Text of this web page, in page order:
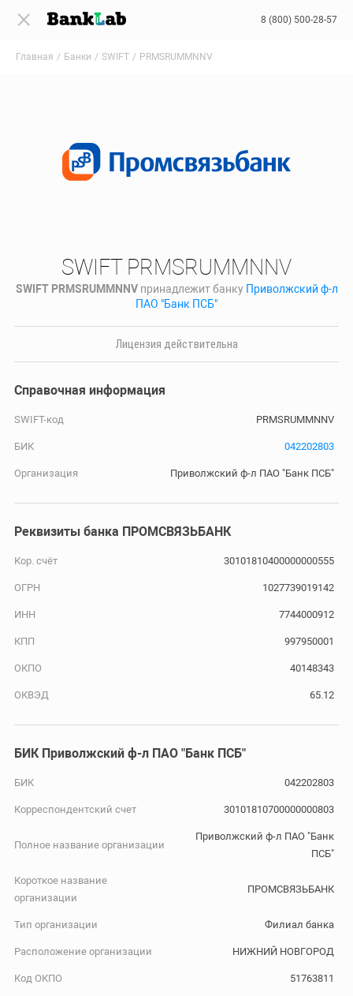
8 (800) 500-28-57
Главная Банки SWIFT PRMSRUMMNNV
SWIFT PRMSRUMMNNV
SWIFT PRMSRUMMNNVпринадлежит банку Приволжский ф-л
ПАО "Банк ПСБ"
Лицензия действительна
Справочная информация
SWIFT-код PRMSRUMMNNV
БИК 042202803
Организация Приволжский ф-л ПАО "Банк ПСБ"
Реквизиты банка ПРОМСВЯЗЬБАНК
Кор. счёт 30101810400000000555
ОГРН 1027739019142
ИНН 7744000912
КПП 997950001
ОКПО 40148343
ОКВЭД 65.12
БИК Приволжский ф-л ПАО "Банк ПСБ"
БИК 042202803
Корреспондентский счет 30101810700000000803
Полное название организации
Приволжский ф-л ПАО "Банк
ПСБ"
Короткое название
организации
ПРОМСВЯЗЬБАНК
Тип организации Филиал банка
Расположение организации НИЖНИЙ НОВГОРОД
Код ОКПО 51763811